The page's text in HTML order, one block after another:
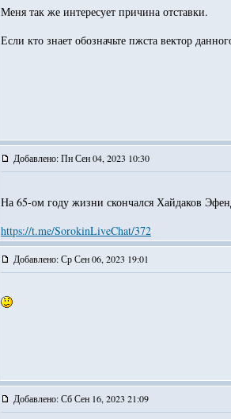
Меня так же интересует причина отставки.
Если кто знает обозначьте пжста вектор
Добавлено: Пн Сен 04, 2023 10:30
На 65-ом году жизни скончался Хайдаков
https://t.me/SorokinLiveChat/372
Добавлено: Ср Сен 06, 2023 19:01
Добавлено: Сб Сен 16, 2023 21:09